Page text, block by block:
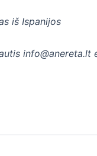
iš Ispanijos
info@anereta.lt